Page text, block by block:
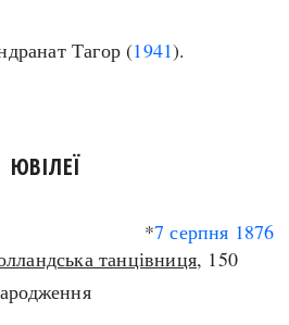
Тагор (1941).
ЮВІЛЕЇ
*7 серпня 1876
танцівниця, 150